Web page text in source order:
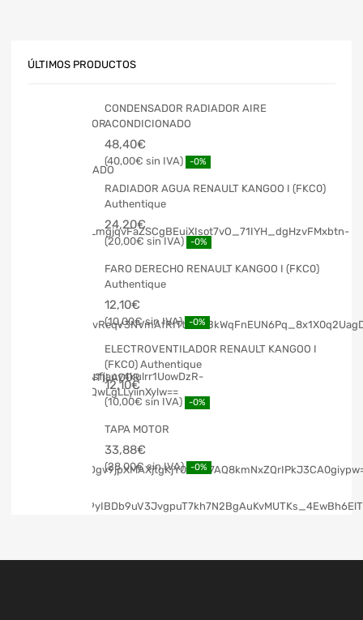
ÚLTIMOS PRODUCTOS
CONDENSADOR RADIADOR AIRE
ACONDICIONADO
48,40€
40,00€ -0%
RADIADOR AGUA RENAULT KANGOO I (FKC0)
Authentique
24,20€
20,00€ -0%
FARO DERECHO RENAULT KANGOO I (FKC0)
Authentique
12,10€
10,00€ -0%
ELECTROVENTILADOR RENAULT KANGOO I
(FKC0) Authentique
12,10€
10,00€ -0%
TAPA MOTOR
33,88€
28,00€ -0%